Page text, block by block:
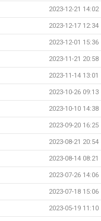
2023-12-21 14:02
2023-12-17 12:34
2023-12-01 15:36
2023-11-21 20:58
2023-11-14 13:01
2023-10-26 09:13
2023-10-10 14:38
2023-09-20 16:25
2023-08-21 20:54
2023-08-14 08:21
2023-07-26 14:06
2023-07-18 15:06
2023-05-19 11:10